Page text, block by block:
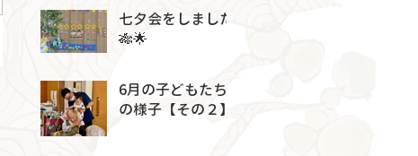
七夕会をしました
🎋🌟
6月の子どもたち
の様子【その２】